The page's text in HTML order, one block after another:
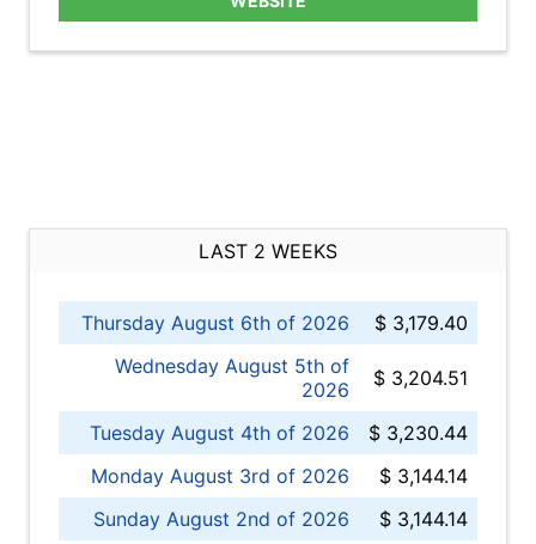
LAST 2 WEEKS
Thursday August 6th of 2026
$ 3,179.40
Wednesday August 5th of
2026
$ 3,204.51
Tuesday August 4th of 2026
$ 3,230.44
Monday August 3rd of 2026
$ 3,144.14
Sunday August 2nd of 2026
$ 3,144.14